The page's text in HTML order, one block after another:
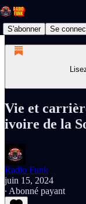
S'abonner Se
Vie et
ivoire de la
Radio Funk
juin 15, 2024
∙ Abonné payant